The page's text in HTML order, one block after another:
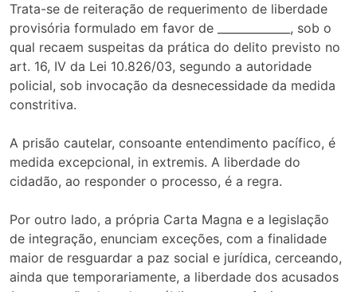
Trata-se de reiteração de requerimento de liberdade
provisória formulado em favor de _____________, sob o
qual recaem suspeitas da prática do delito previsto no
art. 16, IV da Lei 10.826/03, segundo a autoridade
policial, sob invocação da desnecessidade da medida
constritiva.
A prisão cautelar, consoante entendimento pacífico, é
medida excepcional, in extremis. A liberdade do
cidadão, ao responder o processo, é a regra.
Por outro lado, a própria Carta Magna e a legislação
de integração, enunciam exceções, com a finalidade
maior de resguardar a paz social e jurídica, cerceando,
ainda que temporariamente, a liberdade dos acusados